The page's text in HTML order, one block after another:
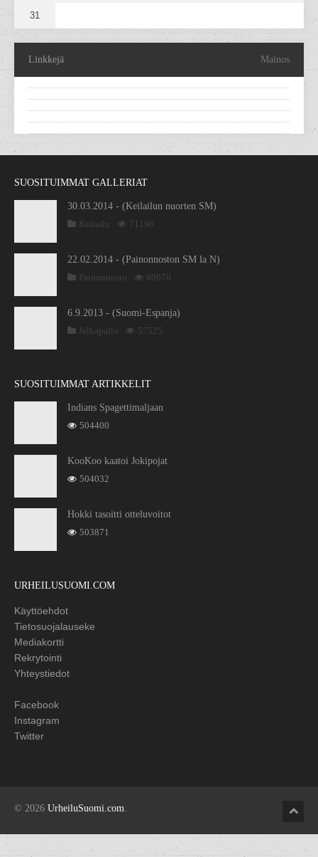
31
Linkkejä Mainos
SUOSITUIMMAT GALLERIAT
30.03.2014 - (Keilailun nuorten SM)
Keilailu
71196
22.02.2014 - (Painonnoston SM la N)
Painonnosto
69070
6.9.2013 - (Suomi-Espanja)
Jalkapallo
57525
SUOSITUIMMAT ARTIKKELIT
Indians Spagettimaljaan
504400
KooKoo kaatoi Jokipojat
504032
Hokki tasoitti otteluvoitot
503871
URHEILUSUOMI.COM
Käyttöehdot
Tietosuojalauseke
Mediakortti
Rekrytointi
Yhteystiedot
Facebook
Instagram
Twitter
© 2026 UrheiluSuomi.com